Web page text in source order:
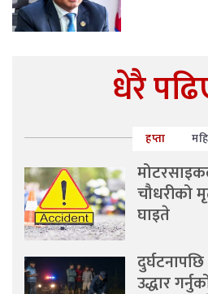
धेरै
हप्ता
चौधरीको
घाइते
उद्धार